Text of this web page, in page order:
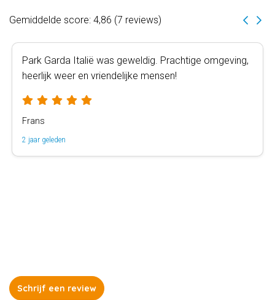
Gemiddelde score: 4,86 (7 reviews)
Park Garda Italië was geweldig. Prachtige omgeving,
heerlijk weer en vriendelijke mensen!
Frans
2 jaar geleden
Schrijf een review